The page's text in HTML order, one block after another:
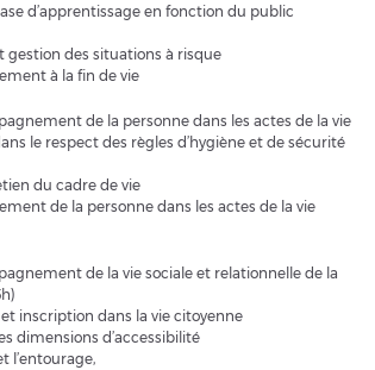
d’apprentissage en fonction du public
gestion des situations à risque
à la fin de vie
de la personne dans les actes de la vie
le respect des règles d’hygiène et de sécurité
du cadre de vie
de la personne dans les actes de la vie
de la vie sociale et relationnelle de la
inscription dans la vie citoyenne
dimensions d’accessibilité
l’entourage,